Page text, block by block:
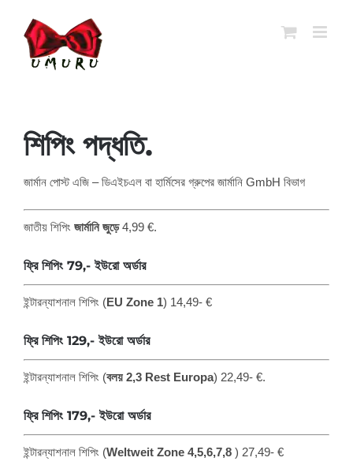
শিপিং পদ্ধতি.
জার্মান পোস্ট এজি – ডিএইচএল বা হার্মিসের গ্রুপের জার্মানি GmbH বিভাগ
জাতীয় শিপিং জার্মানি জুড়ে4,99 €.
ফ্রি শিপিং 79,- ইউরো অর্ডার
ইন্টারন্যাশনাল শিপিং (EU Zone 1) 14,49- €
ফ্রি শিপিং 129,- ইউরো অর্ডার
ইন্টারন্যাশনাল শিপিং (বলয় 2,3 Rest Europa) 22,49- €.
ফ্রি শিপিং 179,- ইউরো অর্ডার
ইন্টারন্যাশনাল শিপিং (Weltweit Zone 4,5,6,7,8 ) 27,49- €